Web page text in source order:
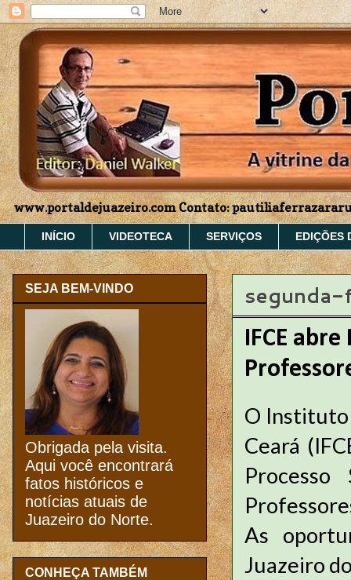
www.portaldejuazeiro.com Contato:
INÍCIO VIDEOTECA SERVIÇOS EDIÇÕES
IFCE
O Instituto
Ceará
As
Juazeiro
SEJA BEM-VINDO
Obrigada pela visita.
Aqui você encontrará
fatos históricos e
notícias atuais de
Juazeiro do Norte.
CONHEÇA TAMBÉM